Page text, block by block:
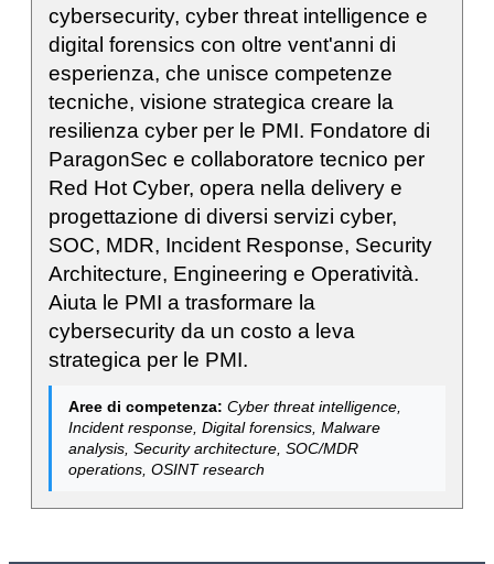
cybersecurity, cyber threat intelligence e
digital forensics con oltre vent'anni di
esperienza, che unisce competenze
tecniche, visione strategica creare la
resilienza cyber per le PMI. Fondatore di
ParagonSec e collaboratore tecnico per
Red Hot Cyber, opera nella delivery e
progettazione di diversi servizi cyber,
SOC, MDR, Incident Response, Security
Architecture, Engineering e Operatività.
Aiuta le PMI a trasformare la
cybersecurity da un costo a leva
strategica per le PMI.
Aree di competenza: Cyber threat intelligence,
Incident response, Digital forensics, Malware
analysis, Security architecture, SOC/MDR
operations, OSINT research